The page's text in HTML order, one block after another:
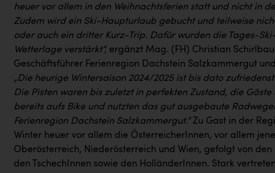
heuer vor allem in den Weihnachtsferien statt und nicht in
Zudem wird ein Ski-Haupturlaub gebucht und teilweise
oder auch ein dritter Kurz-Trip. Dafür wurden die Tages-
Wetterlage verstärkt“, ergänzt Mag. (FH) Christian
Geschäftsführer Ferienregion Dachstein Salzkammergut
„Die heurige Wintersaison 2024/2025 ist bis dato
Die Pisten waren bis zuletzt in perfekten Zustand, die
bereits aufs Bike und nutzten das gut ausgebaute
Ferienregion Dachstein Salzkammergut.“ Zu Gast in der
Winter heuer vor allem die ÖsterreicherInnen, vor allem
Oberösterreich, Niederösterreich und Wien, gefolgt von den
den TschechInnen sowie den HolländerInnen. Stark